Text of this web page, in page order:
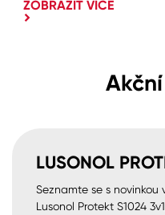
ZOBRAZIT VÍCE
LUSONOL
Seznamte se s
Lusonol Protekt S1024